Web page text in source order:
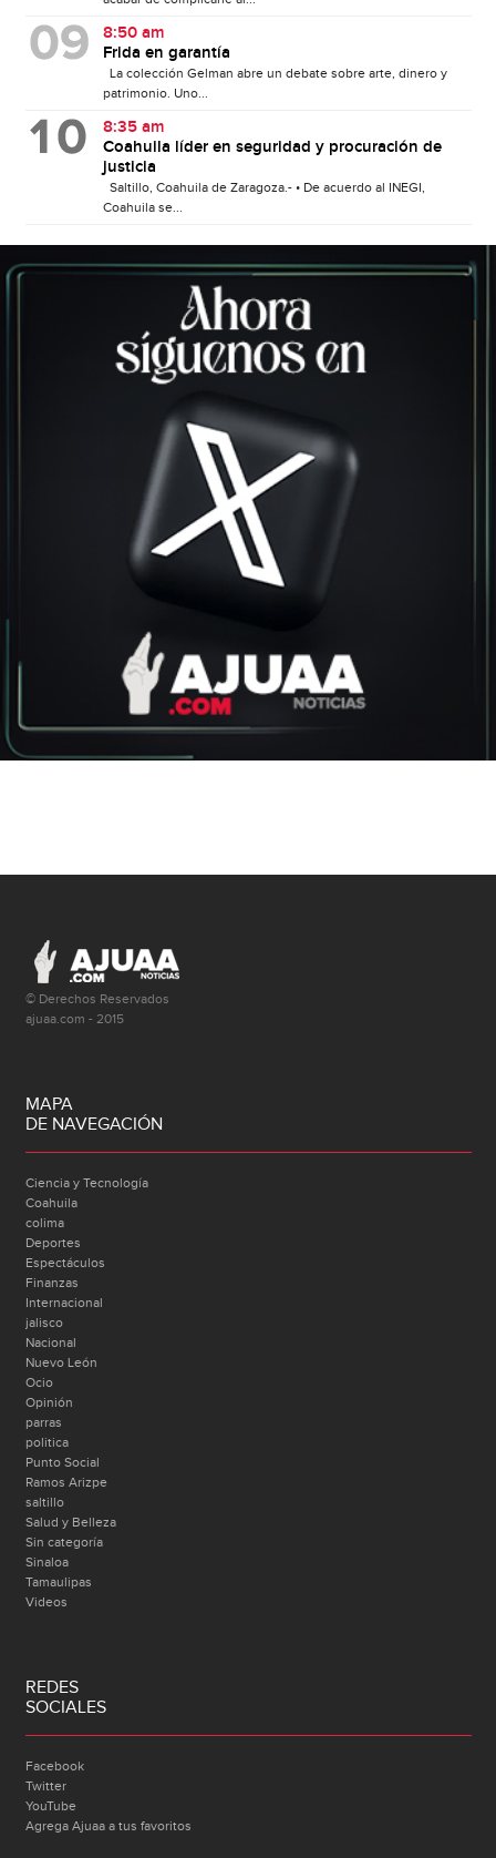
8:50 am
Frida en garantía
La colección Gelman abre un debate sobre arte, dinero y
patrimonio. Uno...
8:35 am
Coahuila líder en seguridad y procuración de
justicia
Saltillo, Coahuila de Zaragoza.- • De acuerdo al INEGI,
Coahuila se...
© Derechos Reservados
ajuaa.com - 2015
MAPA
DE NAVEGACIÓN
Ciencia y Tecnología
Coahuila
colima
Deportes
Espectáculos
Finanzas
Internacional
jalisco
Nacional
Nuevo León
Ocio
Opinión
parras
politica
Punto Social
Ramos Arizpe
saltillo
Salud y Belleza
Sin categoría
Sinaloa
Tamaulipas
Videos
REDES
SOCIALES
Facebook
Twitter
YouTube
Agrega Ajuaa a tus favoritos